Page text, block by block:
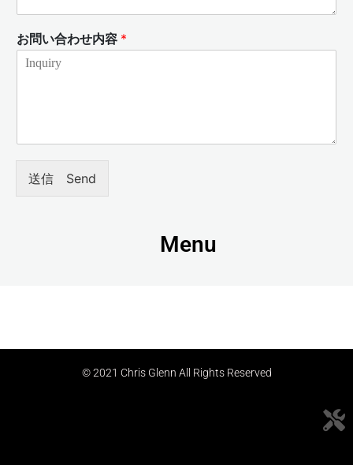
お問い合わせ内容 *
送信 Send
Menu
© 2021 Chris Glenn All Rights Reserved